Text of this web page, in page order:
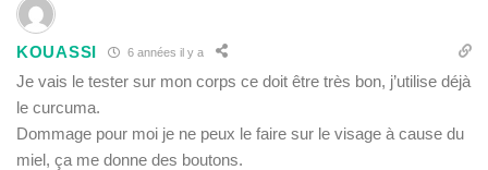
KOUASSI 6 années il y a
Je vais le tester sur mon corps ce doit être très bon, j’utilise déjà
le curcuma.
Dommage pour moi je ne peux le faire sur le visage à cause du
miel, ça me donne des boutons.